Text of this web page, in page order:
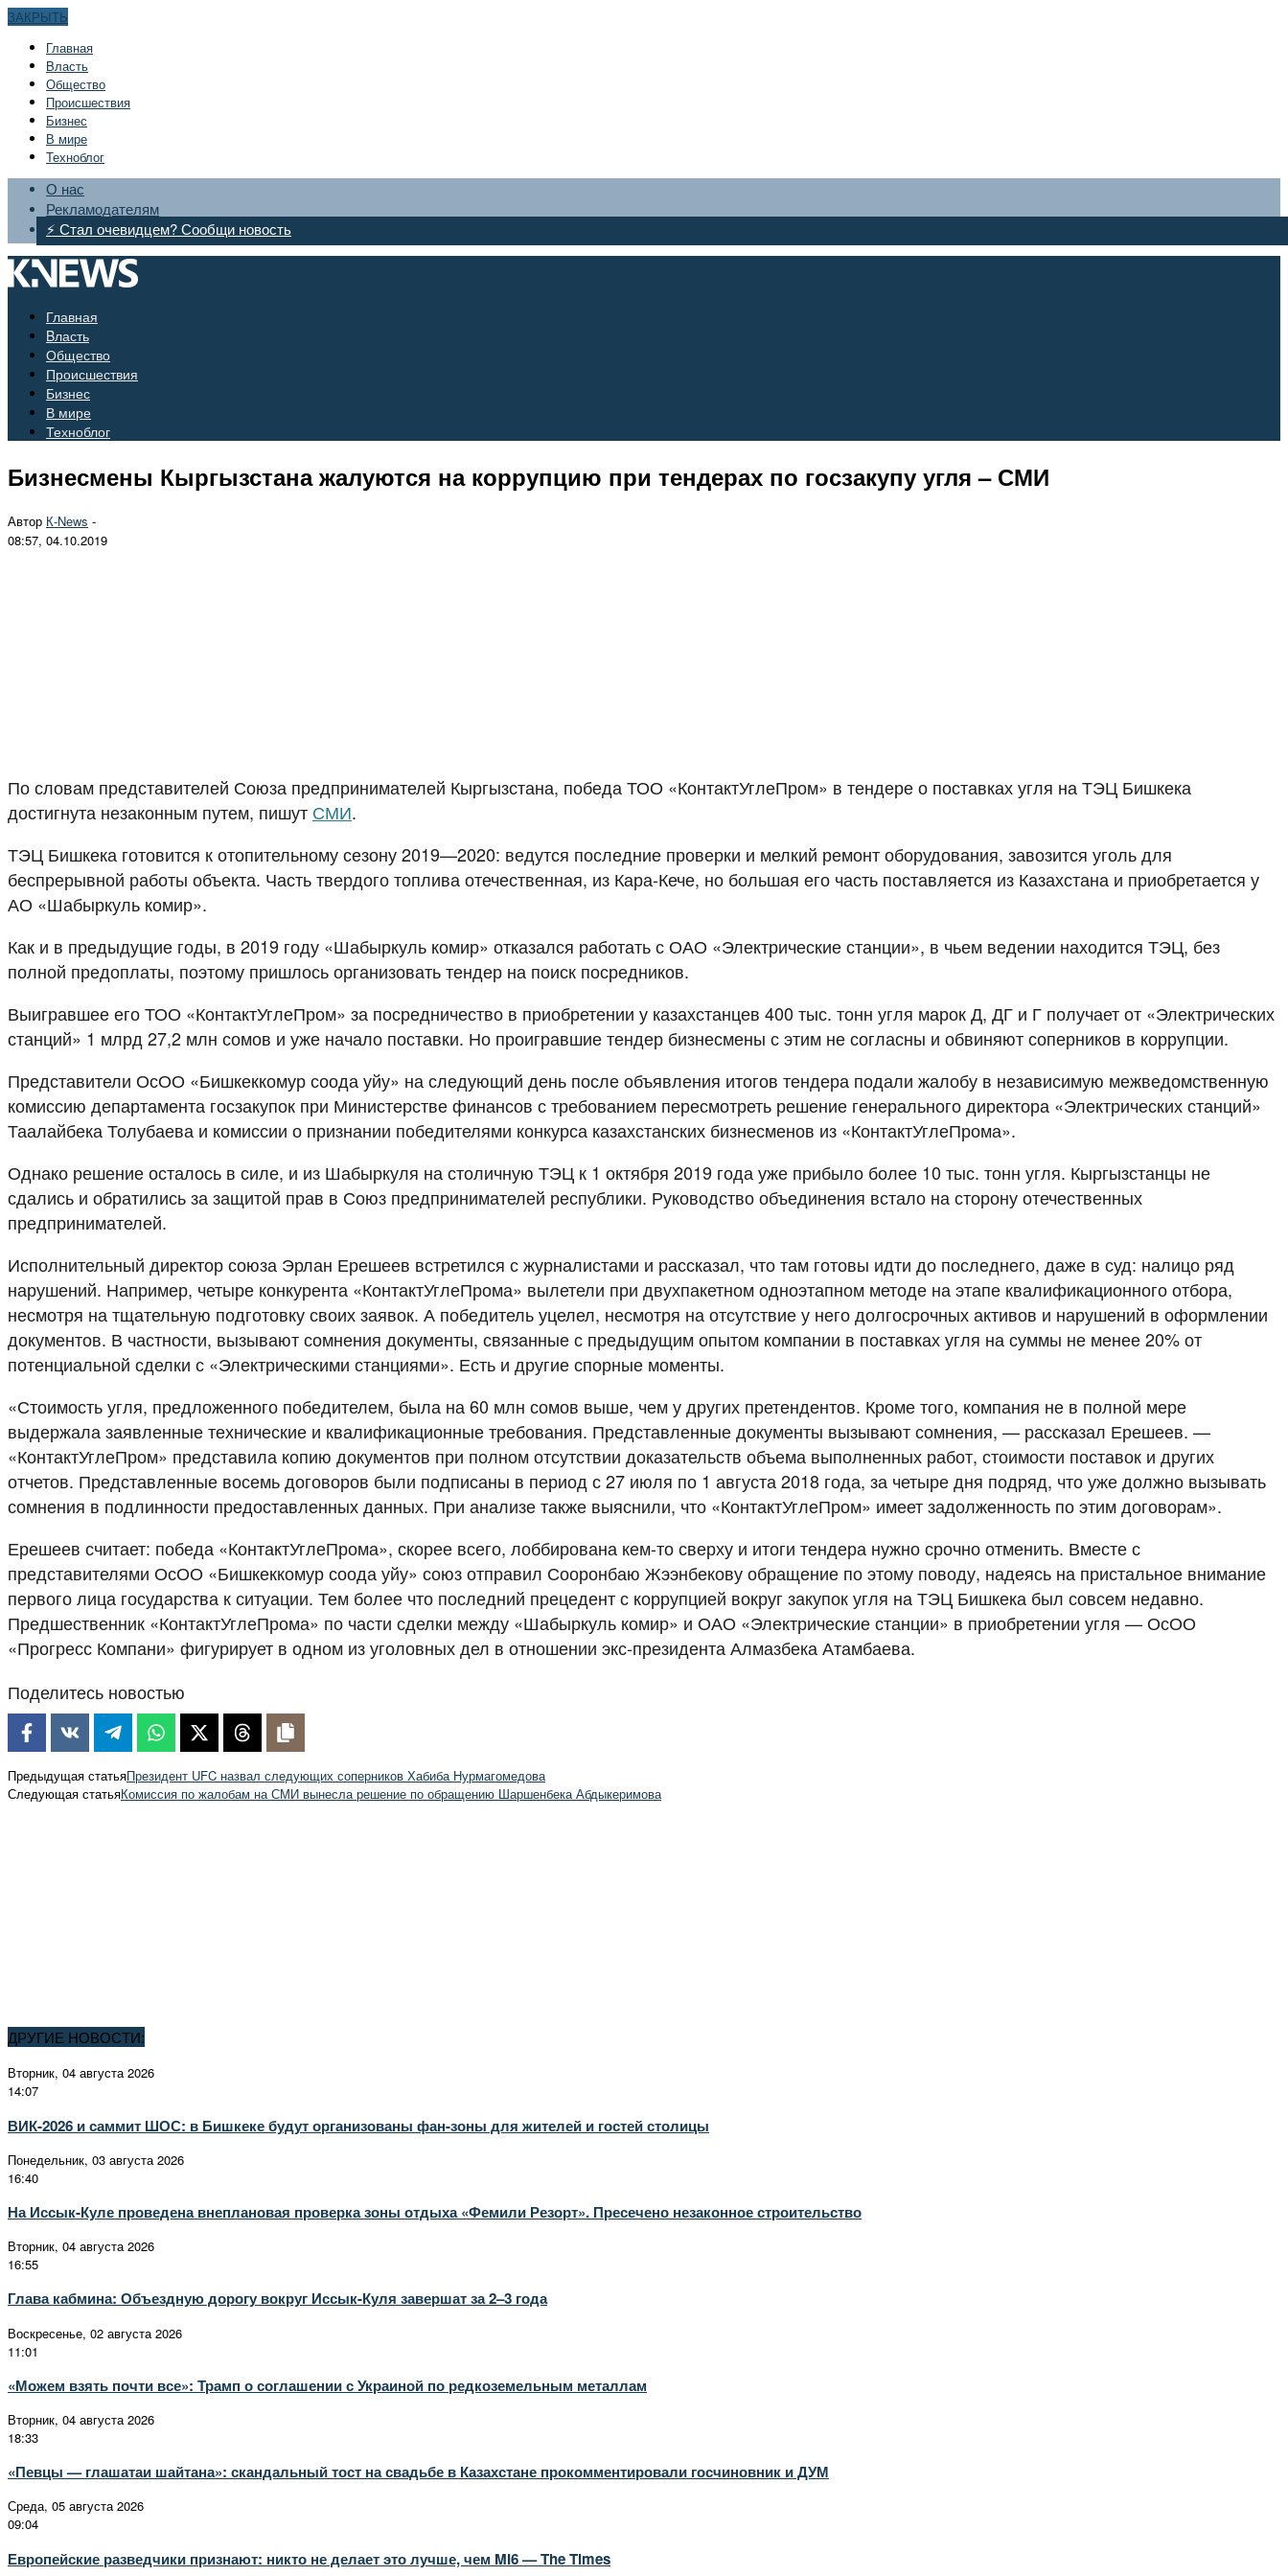
ЗАКРЫТЬ
Главная
Bласть
Общество
Происшествия
Бизнес
В мире
Техноблог
О нас
Рекламодателям
⚡ Стал очевидцем? Сообщи новость
Главная
Bласть
Общество
Происшествия
Бизнес
В мире
Техноблог
Бизнесмены Кыргызстана жалуются на коррупцию при тендерах по госзакупу угля – СМИ
Автор К-Nеws -
08:57, 04.10.2019
По словам представителей Союза предпринимателей Кыргызстана, победа ТОО «КонтактУглеПром» в тендере о поставках угля на ТЭЦ Бишкека
достигнута незаконным путем, пишут СМИ.
ТЭЦ Бишкека готовится к отопительному сезону 2019—2020: ведутся последние проверки и мелкий ремонт оборудования, завозится уголь для
беспрерывной работы объекта. Часть твердого топлива отечественная, из Кара-Кече, но большая его часть поставляется из Казахстана и приобретается у
АО «Шабыркуль комир».
Как и в предыдущие годы, в 2019 году «Шабыркуль комир» отказался работать с ОАО «Электрические станции», в чьем ведении находится ТЭЦ, без
полной предоплаты, поэтому пришлось организовать тендер на поиск посредников.
Выигравшее его ТОО «КонтактУглеПром» за посредничество в приобретении у казахстанцев 400 тыс. тонн угля марок Д, ДГ и Г получает от «Электрических
станций» 1 млрд 27,2 млн сомов и уже начало поставки. Но проигравшие тендер бизнесмены с этим не согласны и обвиняют соперников в коррупции.
Представители ОсОО «Бишкеккомур соода уйу» на следующий день после объявления итогов тендера подали жалобу в независимую межведомственную
комиссию департамента госзакупок при Министерстве финансов с требованием пересмотреть решение генерального директора «Электрических станций»
Таалайбека Толубаева и комиссии о признании победителями конкурса казахстанских бизнесменов из «КонтактУглеПрома».
Однако решение осталось в силе, и из Шабыркуля на столичную ТЭЦ к 1 октября 2019 года уже прибыло более 10 тыс. тонн угля. Кыргызстанцы не
сдались и обратились за защитой прав в Союз предпринимателей республики. Руководство объединения встало на сторону отечественных
предпринимателей.
Исполнительный директор союза Эрлан Ерешеев встретился с журналистами и рассказал, что там готовы идти до последнего, даже в суд: налицо ряд
нарушений. Например, четыре конкурента «КонтактУглеПрома» вылетели при двухпакетном одноэтапном методе на этапе квалификационного отбора,
несмотря на тщательную подготовку своих заявок. А победитель уцелел, несмотря на отсутствие у него долгосрочных активов и нарушений в оформлении
документов. В частности, вызывают сомнения документы, связанные с предыдущим опытом компании в поставках угля на суммы не менее 20% от
потенциальной сделки с «Электрическими станциями». Есть и другие спорные моменты.
«Стоимость угля, предложенного победителем, была на 60 млн сомов выше, чем у других претендентов. Кроме того, компания не в полной мере
выдержала заявленные технические и квалификационные требования. Представленные документы вызывают сомнения, — рассказал Ерешеев. —
«КонтактУглеПром» представила копию документов при полном отсутствии доказательств объема выполненных работ, стоимости поставок и других
отчетов. Представленные восемь договоров были подписаны в период с 27 июля по 1 августа 2018 года, за четыре дня подряд, что уже должно вызывать
сомнения в подлинности предоставленных данных. При анализе также выяснили, что «КонтактУглеПром» имеет задолженность по этим договорам».
Ерешеев считает: победа «КонтактУглеПрома», скорее всего, лоббирована кем-то сверху и итоги тендера нужно срочно отменить. Вместе с
представителями ОсОО «Бишкеккомур соода уйу» союз отправил Сооронбаю Жээнбекову обращение по этому поводу, надеясь на пристальное внимание
первого лица государства к ситуации. Тем более что последний прецедент с коррупцией вокруг закупок угля на ТЭЦ Бишкека был совсем недавно.
Предшественник «КонтактУглеПрома» по части сделки между «Шабыркуль комир» и ОАО «Электрические станции» в приобретении угля — ОсОО
«Прогресс Компани» фигурирует в одном из уголовных дел в отношении экс-президента Алмазбека Атамбаева.
Поделитесь новостью
Предыдущая статьяПрезидент UFC назвал следующих соперников Хабиба Нурмагомедова
Следующая статьяКомиссия по жалобам на СМИ вынесла решение по обращению Шаршенбека Абдыкеримова
ДРУГИЕ НОВОСТИ:
Вторник, 04 августа 2026
14:07
ВИК-2026 и саммит ШОС: в Бишкеке будут организованы фан-зоны для жителей и гостей столицы
Понедельник, 03 августа 2026
16:40
На Иссык-Куле проведена внеплановая проверка зоны отдыха «Фемили Резорт». Пресечено незаконное строительство
Вторник, 04 августа 2026
16:55
Глава кабмина: Объездную дорогу вокруг Иссык-Куля завершат за 2–3 года
Воскресенье, 02 августа 2026
11:01
«Можем взять почти все»: Трамп о соглашении с Украиной по редкоземельным металлам
Вторник, 04 августа 2026
18:33
«Певцы — глашатаи шайтана»: скандальный тост на свадьбе в Казахстане прокомментировали госчиновник и ДУМ
Среда, 05 августа 2026
09:04
Европейские разведчики признают: никто не делает это лучше, чем MI6 — The Times